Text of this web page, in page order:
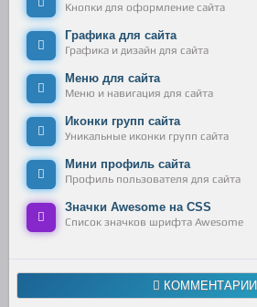
Кнопки для оформление сайта
Графика для сайта
Графика и дизайн для сайта
Меню для сайта
Меню и навигация для сайта
Иконки групп сайта
Уникальные иконки групп сайта
Мини профиль сайта
Профиль пользователя для сайта
Значки Awesome на CSS
Список значков шрифта Awesome
КОММЕНТАРИИ